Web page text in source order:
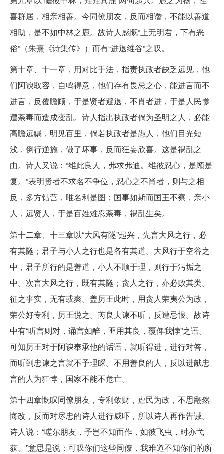
喜群居，相亲相善。今同僚朋友，反而相谮，不能以善道
相助，是不如中林之鹿。故诗人感慨“上无明君，下有恶
俗”（朱熹《诗集传》）而有“进退维谷”之叹。
第十章、十一章，用对比手法，指责执政者缺乏远见，他
们阿谀取容，自鸣得意，他们存有畏忌之心，能进言而不
进言，反覆瞻顾，于是贤者避退，不肖者进，于是人民惨
遭荼毒而造成变乱。诗人指出执政者倘为圣明之人，必能
高瞻远瞩，明见百里，倘若执政者是愚人，他们目光短
浅，倒行逆施，做了坏事，反而狂妄欣喜。这是祸乱之
由。诗人又说：“维此良人，弗求弗迪。维彼忍心，是顾是
复。”表明贤者不求名不争位，忍心之不肖者，则与之相
反，多方钻营，唯名利是图；国事如斯而国王不察，亲小
人，远贤人，于是百姓难忍荼毒，祸乱生矣。
第十二章、十三章以“大风有隧”起兴，先言大风之行，必
有其隧；君子与小人之行也是各有其道。大风行于空谷之
中，君子所行的是善道，小人不顺于理，则行于污垢之
中。次言大风之行，既有其隧；贪人之行，亦必败其类。
征之事实，无有或爽。盖厉王此时，用贪人荣夷公为政，
荣公好专利，厉王悦之。芮良夫谏不听，反遭忌恨。故诗
中有“听言则对，诵言如醉，匪用其良，覆俾我悖”之语。
可知厉王对于阿谀奉承他的话语，就听得进，进行对答，
而听到忠谏之言就不予理睬。不用善良的人，反以进献忠
言的人为狂悖，国家不能不危亡。
第十四章慨叹同僚朋友，专利敛财，虐民为政，不思翻然
悔改，反而对尽忠的诗人进行威吓，所以诗人再作告诫。
诗人说：“嗟尔朋友，予岂不知而作，如彼飞虫，时亦弋
获。”意思是说：可叹你们这些同僚，我难道不知你们的所